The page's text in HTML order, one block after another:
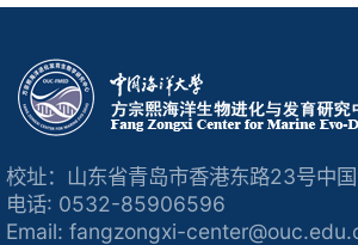
校址：山东省青岛市香港东路23号中
电话: 0532-85906596
Email: fangzongxi-